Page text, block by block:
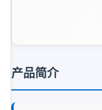
产品简介